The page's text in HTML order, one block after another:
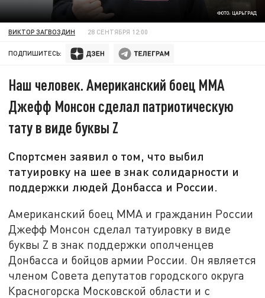
ФОТО: ЦАРЬГРАД
ВИКТОР ЗАГВОЗДИН 28 СЕНТЯБРЯ 12:00
ПОДПИШИТЕСЬ:
Наш человек. Американский боец ММА
Джефф Монсон сделал патриотическую
тату в виде буквы Z
Спортсмен заявил о том, что выбил
татуировку на шее в знак солидарности и
поддержки людей Донбасса и России.
Американский боец ММА и гражданин России
Джефф Монсон сделал татуировку в виде
буквы Z в знак поддержки ополченцев
Донбасса и бойцов армии России. Он является
членом Совета депутатов городского округа
Красногорска Московской области и с